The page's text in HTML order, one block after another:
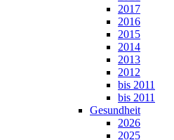
2017
2016
2015
2014
2013
2012
bis 2011
bis 2011
Gesundheit
2026
2025